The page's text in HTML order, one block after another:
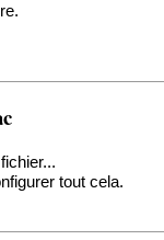
tout cela.